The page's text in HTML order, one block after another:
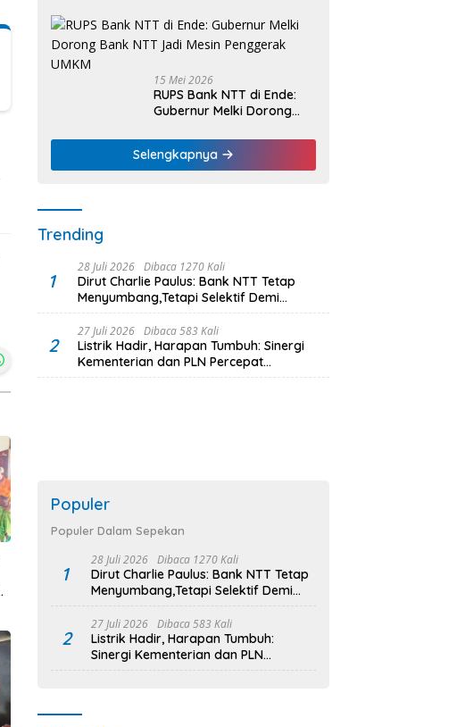
Nelayan Dapat Nafas
Baru
15 Mei 2026
RUPS Bank NTT di Ende:
Gubernur Melki Dorong
Penggerak UMKM
Selengkapnya
Trending
1
28 Juli 2026 Dibaca 1270 Kali
Dirut Charlie Paulus: Bank NTT Tetap
Menyumbang,Tetapi Selektif Demi
Kepentingan Masyarakat
2
27 Juli 2026 Dibaca 583 Kali
Listrik Hadir, Harapan Tumbuh: Sinergi
Kementerian dan PLN Percepat
Pembangunan Infrastruktur Desa
Populer
Populer Dalam Sepekan
1
28 Juli 2026 Dibaca 1270 Kali
Dirut Charlie Paulus: Bank NTT Tetap
Menyumbang,Tetapi Selektif Demi
Kepentingan Masyarakat
2
27 Juli 2026 Dibaca 583 Kali
Listrik Hadir, Harapan Tumbuh:
Sinergi Kementerian dan PLN
Percepat Pembangunan Infrastruktur